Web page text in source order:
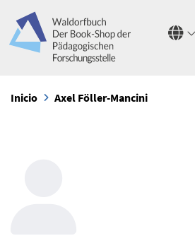
Inicio Axel Föller-Mancini